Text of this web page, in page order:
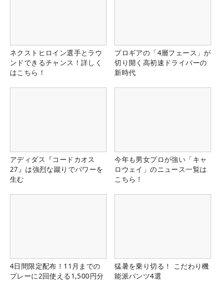
ネクストヒロイン選手とラウ
ンドできるチャンス！詳しく
はこちら！
プロギアの「4層フェース」が
切り開く高初速ドライバーの
新時代
アディダス『コードカオス
27』は強烈な蹴りでパワーを
生む
今年も男女プロが強い「キャ
ロウェイ」のニュース一覧は
こちら！
4日間限定配布！11月までの
プレーに2回使える1,500円分
猛暑を乗り切る！ こだわり機
能派パンツ4選